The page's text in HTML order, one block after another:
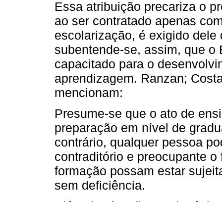
Essa atribuição precariza o
ao ser contratado apenas
escolarização, é exigido
subentende-se, assim, que
capacitado para o
aprendizagem. Ranzan;
mencionam:
Presume-se que o ato de
preparação em nível de
contrário, qualquer pessoa
contraditório e preocupante
formação possam estar
sem deficiência.